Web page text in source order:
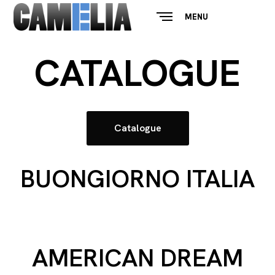
MENU
CATALOGUE
Catalogue
BUONGIORNO ITALIA
AMERICAN DREAM